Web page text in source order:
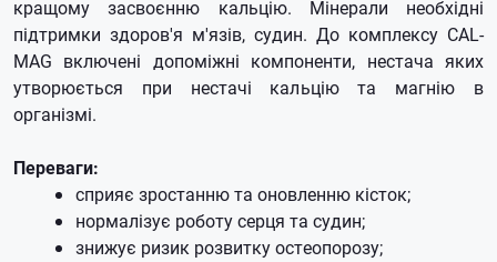
кращому засвоєнню кальцію. Мінерали необхідні
підтримки здоров'я м'язів, судин. До комплексу CAL-
MAG включені допоміжні компоненти, нестача яких
утворюється при нестачі кальцію та магнію в
організмі.
Переваги:
сприяє зростанню та оновленню кісток;
нормалізує роботу серця та судин;
знижує ризик розвитку остеопорозу;